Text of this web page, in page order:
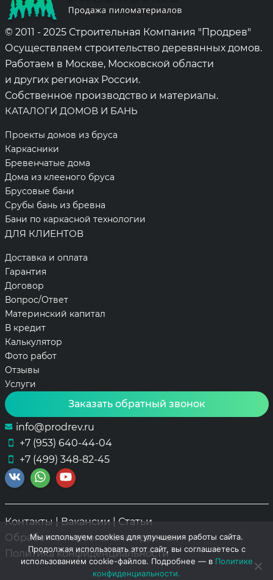
© 2011 - 2025 Строительная Компания "Продрев"
Осуществляем строительство деревянных домов.
Работаем в Москве, Московской области
и других регионах России.
Собственное производство и материалы.
КАТАЛОГИ ДОМОВ И БАНЬ
Проекты домов из бруса
Каркасники
Бревенчатые дома
Дома из клееного бруса
Брусовые бани
Срубы бань из бревна
Бани по каркасной технологии
ДЛЯ КЛИЕНТОВ
Доставка и оплата
Гарантия
Договор
Вопрос/Ответ
Материнский капитал
В кредит
Калькулятор
Фото работ
Отзывы
Услуги
Заказать обратный звонок
info@prodrev.ru
+7 (953) 640-44-04
+7 (499) 348-82-45
Контакты | Вакансии | Статьи
Обработка персональных данных
Политика конфиденциальности
Мы используем cookies для улучшения работы сайта.
Продолжая использовать этот сайт, вы соглашаетесь с
использованием cookie-файлов. Подробнее — в Политике
конфиденциальности.